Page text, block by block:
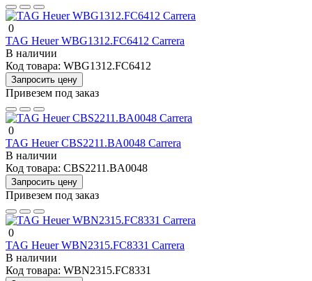
0
TAG Heuer WBG1312.FC6412 Carrera
В наличии
Код товара: WBG1312.FC6412
Запросить цену
Привезем под заказ
0
TAG Heuer CBS2211.BA0048 Carrera
В наличии
Код товара: CBS2211.BA0048
Запросить цену
Привезем под заказ
0
TAG Heuer WBN2315.FC8331 Carrera
В наличии
Код товара: WBN2315.FC8331